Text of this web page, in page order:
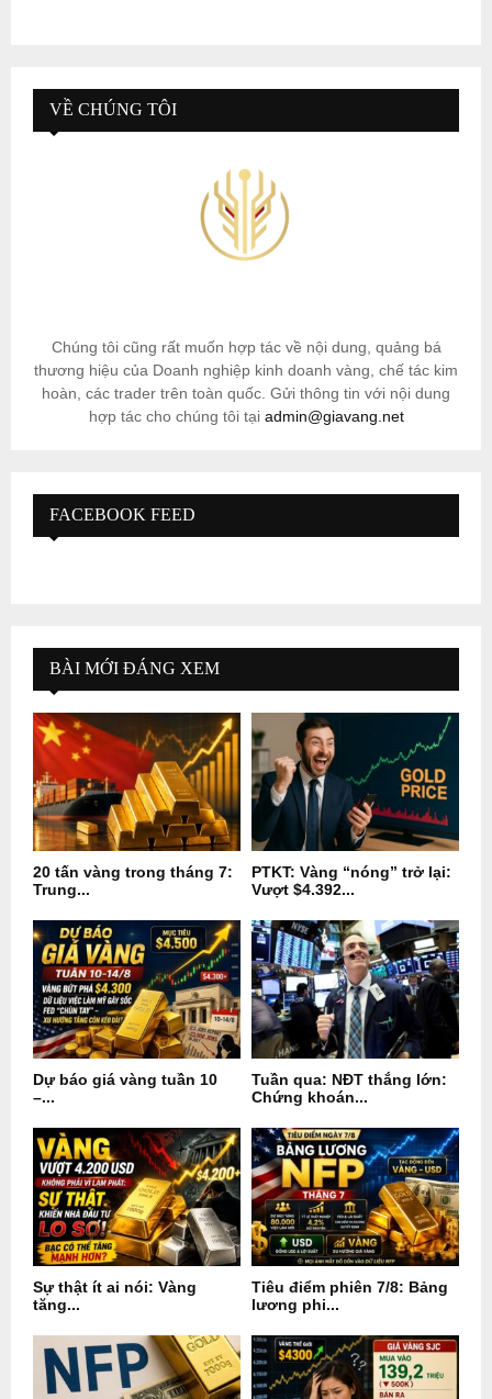
VỀ CHÚNG TÔI
Chúng tôi cũng rất muốn hợp tác về nội dung, quảng bá
thương hiệu của Doanh nghiệp kinh doanh vàng, chế tác kim
hoàn, các trader trên toàn quốc. Gửi thông tin với nội dung
hợp tác cho chúng tôi tại admin@giavang.net
FACEBOOK FEED
BÀI MỚI ĐÁNG XEM
20 tấn vàng trong tháng 7:
Trung...
PTKT: Vàng “nóng” trở lại:
Vượt $4.392...
Dự báo giá vàng tuần 10
–...
Tuần qua: NĐT thắng lớn:
Chứng khoán...
Sự thật ít ai nói: Vàng
tăng...
Tiêu điểm phiên 7/8: Bảng
lương phi...